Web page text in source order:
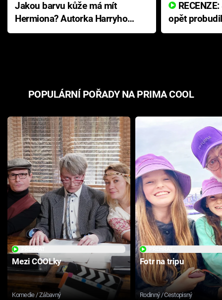
Jakou barvu kůže má mít
Hermiona? Autorka Harryho
Pottera přišla s ráznou
opět
přichází s
POPULÁRNÍ POŘADY NA PRIMA COOL
Mezi COOLky
Komedie / Zábavný
Fotr na tripu
Rodinný / Cestopisný